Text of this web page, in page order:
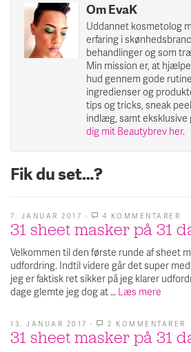
Challenge
Om EvaK
Uddannet kosmetolog
erfaring i
behandlinger og som
Min mission er, at
hud gennem gode
ingredienser og
tips og tricks, sneak
indlæg, samt eksklusive
dig mit Beautybrev her.
Fik du set…?
7. JANUAR 2017 · 4 KOMMENTARER
31
31
31 sheet masker på 31
Velkommen til den første runde af sheet
udfordring. Indtil videre går det super
jeg er faktisk ret sikker på jeg klarer
dage glemte jeg dog at … Læs mere
13. JANUAR 2017 · 2 KOMMENTARER
31 sheet masker på 31